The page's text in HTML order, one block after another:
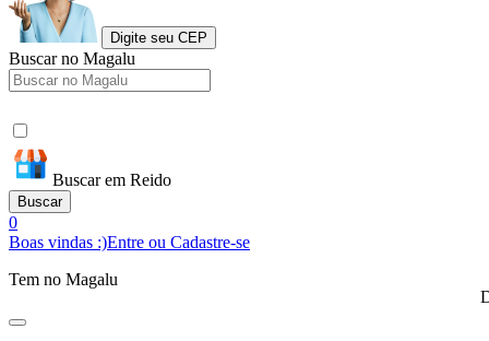
Digite seu CEP
Buscar no Magalu
Buscar em Reido
Buscar
0
Boas vindas :)Entre ou Cadastre-se
Tem no Magalu